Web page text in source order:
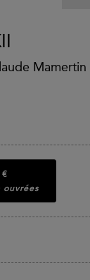
€
ouvrées